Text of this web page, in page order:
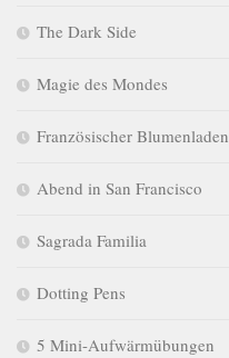
The Dark Side
Magie des Mondes
Französischer Blumenladen
Abend in San Francisco
Sagrada Familia
Dotting Pens
5 Mini-Aufwärmübungen